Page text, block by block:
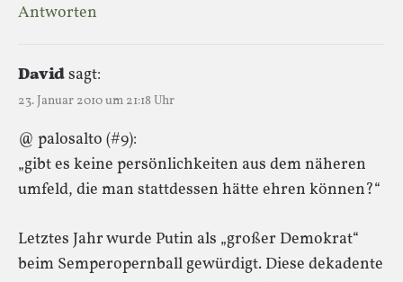
Antworten
Davidsagt:
23. Januar 2010 um 21:18 Uhr
@ palosalto (#9):
„gibt es keine persönlichkeiten aus dem näheren
umfeld, die man stattdessen hätte ehren können?“
Letztes Jahr wurde Putin als „großer Demokrat“
beim Semperopernball gewürdigt. Diese dekadente